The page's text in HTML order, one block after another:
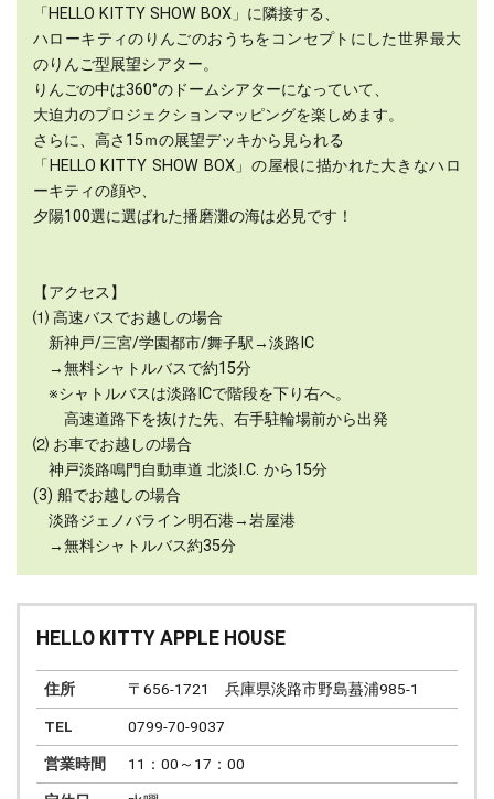
「HELLO KITTY SHOW BOX」に隣接する、
ハローキティのりんごのおうちをコンセプトにした世界最大
のりんご型展望シアター。
りんごの中は360°のドームシアターになっていて、
大迫力のプロジェクションマッピングを楽しめます。
さらに、高さ15ｍの展望デッキから見られる
「HELLO KITTY SHOW BOX」の屋根に描かれた大きなハロ
ーキティの顔や、
夕陽100選に選ばれた播磨灘の海は必見です！
【アクセス】
⑴ 高速バスでお越しの場合
新神戸/三宮/学園都市/舞子駅→淡路IC
→無料シャトルバスで約15分
※シャトルバスは淡路ICで階段を下り右へ。
高速道路下を抜けた先、右手駐輪場前から出発
⑵ お車でお越しの場合
神戸淡路鳴門自動車道 北淡I.C. から15分
(3) 船でお越しの場合
淡路ジェノバライン明石港→岩屋港
→無料シャトルバス約35分
HELLO KITTY APPLE HOUSE
住所 〒656-1721 兵庫県淡路市野島蟇浦985-1
TEL 0799-70-9037
営業時間 11：00～17：00